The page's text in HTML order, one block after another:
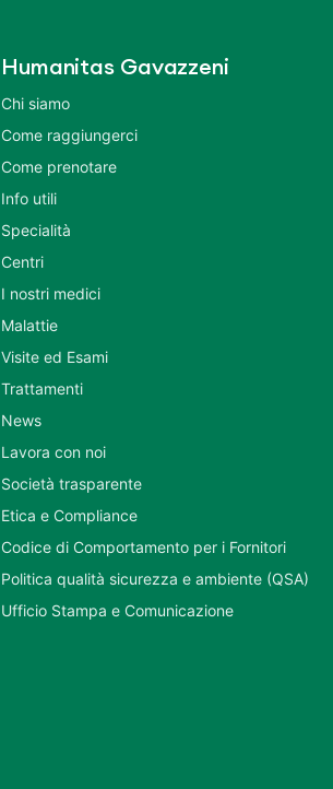
Humanitas Gavazzeni
Chi siamo
Come raggiungerci
Come prenotare
Info utili
Specialità
Centri
I nostri medici
Malattie
Visite ed Esami
Trattamenti
News
Lavora con noi
Società trasparente
Etica e Compliance
Codice di Comportamento per i Fornitori
Politica qualità sicurezza e ambiente (QSA)
Ufficio Stampa e Comunicazione